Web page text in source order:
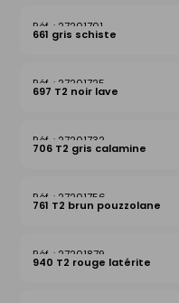
27201701
661 gris schiste
27201725
697 T2 noir lave
27201732
706 T2 gris calamine
27201756
761 T2 brun pouzzolane
27201879
940 T2 rouge latérite